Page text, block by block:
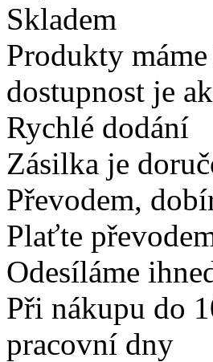
Skladem
Produkty
dostupnost je
Rychlé dodání
Zásilka je
Převodem,
Plaťte
Odesíláme
Při nákupu do
pracovní dny